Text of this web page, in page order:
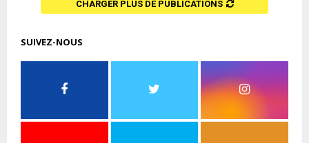
CHARGER PLUS DE PUBLICATIONS
SUIVEZ-NOUS